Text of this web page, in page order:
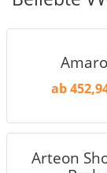
ab
Arteon